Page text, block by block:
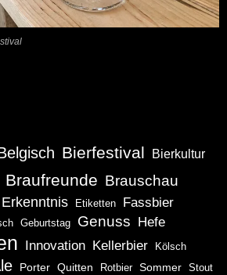
Bierfestival Bierkultur
Braufreunde Brauschau
Erkenntnis Etiketten Fassbier
Geburtstag Genuss Hefe
Innovation Kellerbier
Kölsch
Porter Quitten Rotbier Sommer Stout